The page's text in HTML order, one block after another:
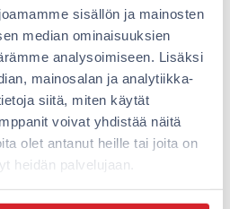
sisällön ja mainosten
median ominaisuuksien
analysoimiseen. Lisäksi
mainosalan ja analytiikka-
siitä, miten käytät
voivat yhdistää näitä
olet antanut heille tai joita on
heidän palvelujaan.
Omena-
tätä: helpon,
ja
kaikki